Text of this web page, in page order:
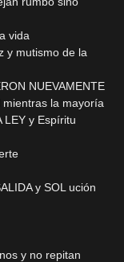
vida
y mutismo de la
NUEVAMENTE
mientras la mayoría
LEY y Espíritu
y SOL ución
y no repitan